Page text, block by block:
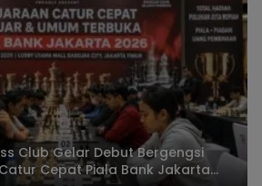
Club Gelar Debut Bergengsi
Cepat Piala Bank Jakarta